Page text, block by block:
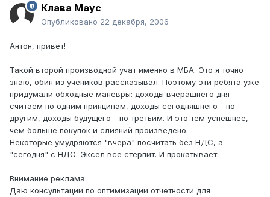
Клава Маус
Опубликовано 22 декабря, 2006
Антон, привет!
Такой второй производной учат именно в МБА. Это я точно
знаю, обин из учеников рассказывал. Поэтому эти ребята уже
придумали обходные маневры: доходы вчерашнего дня
считаем по одним принципам, доходы сегодняшнего - по
другим, доходы будущего - по третьим. И это тем успешнее,
чем больше покупок и слияний произведено.
Некоторые умудряются "вчера" посчитать без НДС, а
"сегодня" с НДС. Эксел все стерпит. И прокатывает.
Внимание реклама:
Даю консультации по оптимизации отчетности для